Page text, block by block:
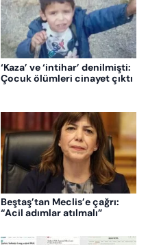
‘Kaza’ ve ‘intihar’ denilmişti:
Çocuk ölümleri cinayet çıktı
Beştaş’tan Meclis’e çağrı:
“Acil adımlar atılmalı”